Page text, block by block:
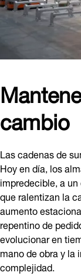
cambio
Las cadenas de
Hoy en día, los
impredecible, a
que ralentizan la
aumento
repentino de
evolucionar en
mano de obra y
complejidad.